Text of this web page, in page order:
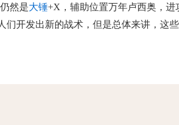
然是大锤+X，辅助位置万年卢西奥，
们开发出新的战术，但是总体来讲，这